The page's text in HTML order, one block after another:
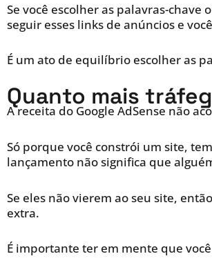
Se você escolher as palavras-
seguir esses links de anúncios e
É um ato de equilíbrio escolher as
Quanto mais
A receita do Google AdSense não
Só porque você constrói um site,
lançamento não significa que
Se eles não vierem ao seu site,
extra.
É importante ter em mente que